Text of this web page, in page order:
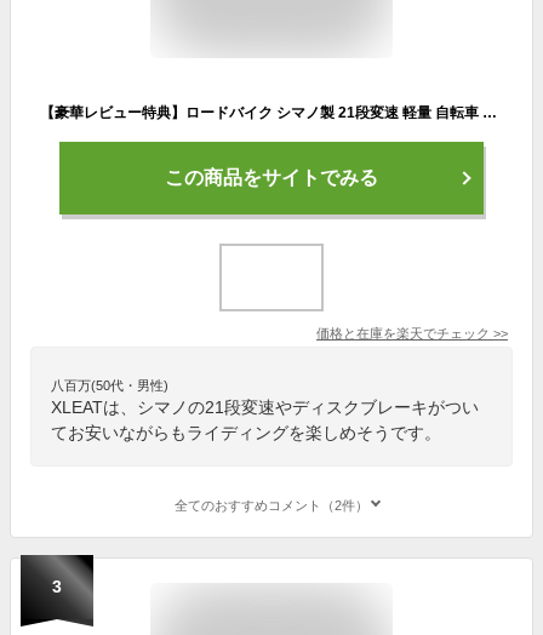
【豪華レビュー特典】ロードバイク シマノ製 21段変速 軽量 自転車 700C 700×28c XR-009 シマノ ディスクブレーキ 通勤 通学 アルミフレーム XLEAT
この商品をサイトでみる
価格と在庫を楽天でチェック >>
八百万(50代・男性)
XLEATは、シマノの21段変速やディスクブレーキがつい
てお安いながらもライディングを楽しめそうです。
全てのおすすめコメント（2件）
3